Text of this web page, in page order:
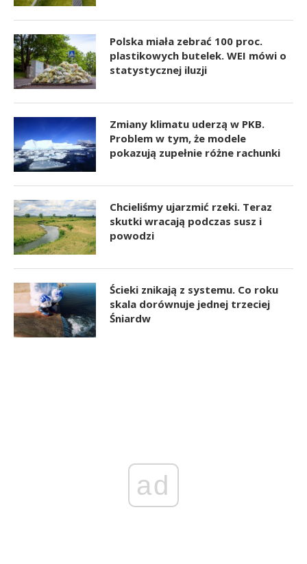
Polska miała zebrać 100 proc.
plastikowych butelek. WEI mówi o
statystycznej iluzji
Zmiany klimatu uderzą w PKB.
Problem w tym, że modele
pokazują zupełnie różne rachunki
Chcieliśmy ujarzmić rzeki. Teraz
skutki wracają podczas susz i
powodzi
Ścieki znikają z systemu. Co roku
skala dorównuje jednej trzeciej
Śniardw
ad